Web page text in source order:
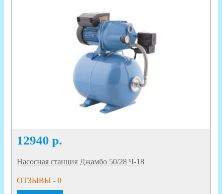
12940 р.
Насосная станция Джамбо 50/28 Ч-18
ОТЗЫВЫ - 0